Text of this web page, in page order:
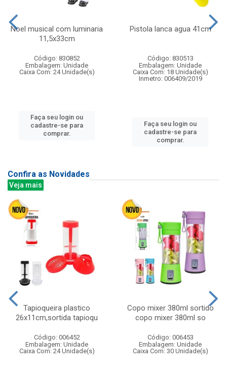
Noel musical com luminaria
11,5x33cm
Código: 830852
Embalagem: Unidade
Caixa Com: 24 Unidade(s)
Faça seu login ou
cadastre-se para
comprar.
Pistola lanca agua 41cm
Código: 830513
Embalagem: Unidade
Caixa Com: 18 Unidade(s)
Inmetro: 006409/2019
Faça seu login ou
cadastre-se para
comprar.
Confira as Novidades
Veja mais
Tapioqueira plastico
26x11cm,sortida tapioqu
Código: 006452
Embalagem: Unidade
Caixa Com: 24 Unidade(s)
Copo mixer 380ml sortido
copo mixer 380ml so
Código: 006453
Embalagem: Unidade
Caixa Com: 30 Unidade(s)